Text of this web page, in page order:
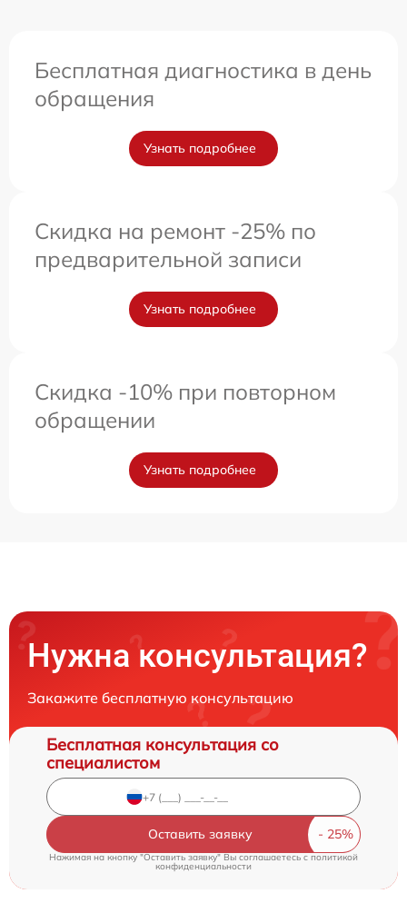
Бесплатная диагностика в день
обращения
Узнать подробнее
Скидка на ремонт -25% по
предварительной записи
Узнать подробнее
Скидка -10% при повторном
обращении
Узнать подробнее
Нужна консультация?
Закажите бесплатную консультацию
Бесплатная консультация со
специалистом
Оставить заявку
Нажимая на кнопку "Оставить заявку" Вы соглашаетесь cполитикой
конфиденциальности